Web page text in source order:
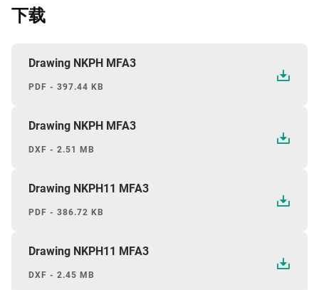
下载
Drawing NKPH MFA3
PDF - 397.44 KB
Drawing NKPH MFA3
DXF - 2.51 MB
Drawing NKPH11 MFA3
PDF - 386.72 KB
Drawing NKPH11 MFA3
DXF - 2.45 MB